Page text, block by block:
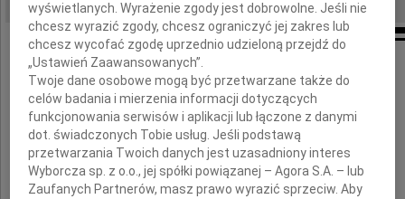
4 września 2009 roku odeszła
pokonana przez bezlitosną chorobę
wyświetlanych. Wyrażenie zgody jest dobrowolne. Jeśli nie
chcesz wyrazić zgody, chcesz ograniczyć jej zakres lub
chcesz wycofać zgodę uprzednio udzieloną przejdź do
„Ustawień Zaawansowanych”.
Twoje dane osobowe mogą być przetwarzane także do
celów badania i mierzenia informacji dotyczących
funkcjonowania serwisów i aplikacji lub łączone z danymi
dot. świadczonych Tobie usług. Jeśli podstawą
przetwarzania Twoich danych jest uzasadniony interes
Wyborcza sp. z o.o., jej spółki powiązanej – Agora S.A. – lub
Zaufanych Partnerów, masz prawo wyrazić sprzeciw. Aby